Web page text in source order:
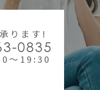
ります!
0835
～19:30